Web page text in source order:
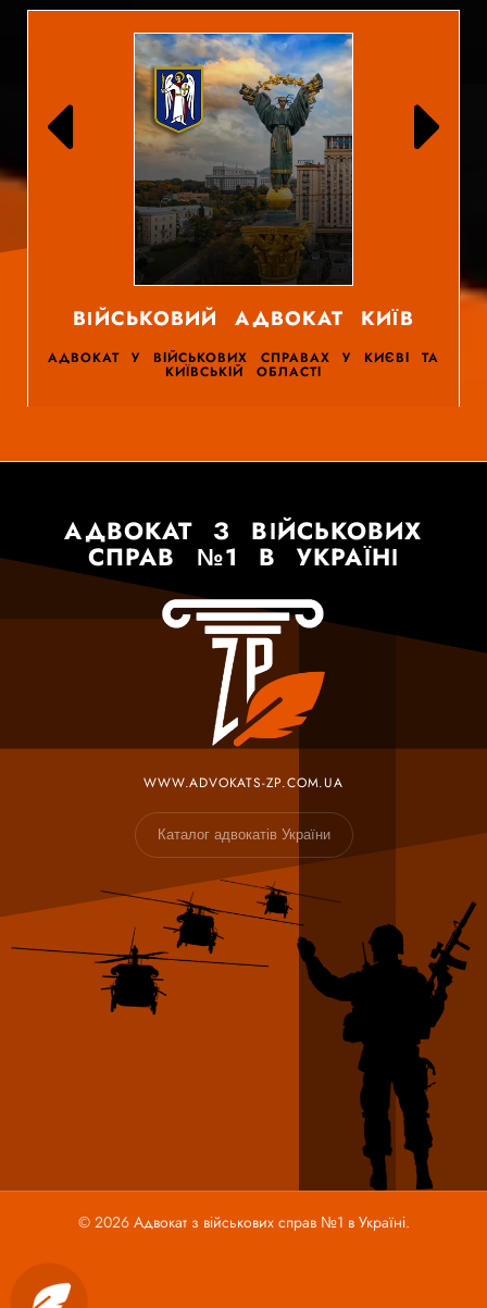
ВІЙСЬКОВИЙ АДВОКАТ КИЇВ
АДВОКАТ У ВІЙСЬКОВИХ СПРАВАХ У КИЄВІ ТА
КИЇВСЬКІЙ ОБЛАСТІ
АДВОКАТ З ВІЙСЬКОВИХ
СПРАВ №1 В УКРАЇНІ
WWW.ADVOKATS-ZP.COM.UA
Каталог адвокатів України
© 2026 Адвокат з військових справ №1 в Україні.